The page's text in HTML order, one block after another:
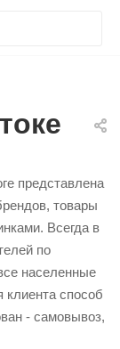
представлена
товары
Всегда в
по
населенные
способ
- самовывоз,